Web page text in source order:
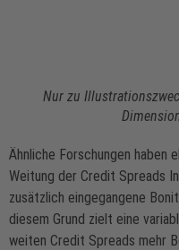
Nur zu
Ähnliche Forschungen haben
Weitung der Credit Spreads
zusätzlich eingegangene
diesem Grund zielt eine
weiten Credit Spreads mehr